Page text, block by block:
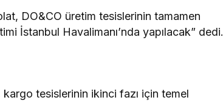
DO&CO üretim tesislerinin tamamen
İstanbul Havalimanı’nda yapılacak” dedi.
tesislerinin ikinci fazı için temel